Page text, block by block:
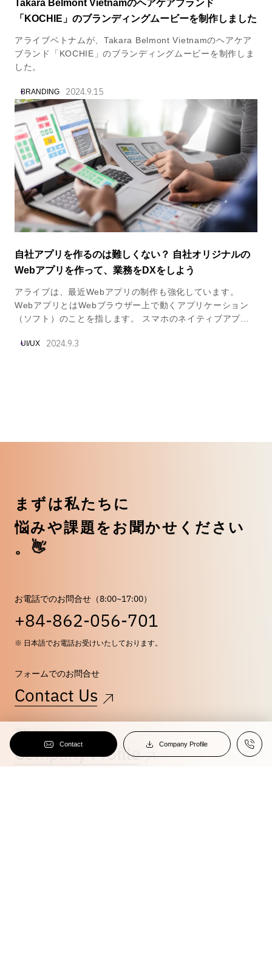
Takara Belmont Vietnamのヘアケアブランド
「KOCHIE」のブランディングムービーを制作しました
アライブベトナムが、Takara Belmont Vietnamのヘアケア
ブランド「KOCHIE」のブランディングムービーを制作しま
した。
BRANDING 2024.9.15
自社アプリを作るのは難しくない？ 自社オリジナルの
Webアプリを作って、業務をDXをしよう
アライブは、最近Webアプリの制作も強化しています。
WebアプリとはWebブラウザー上で動くアプリケーション
（ソフト）のことを指します。 スマホのネイティブアプリ
んありますが、WebアプリはWebブラウザさえあれば動き
UI/UX 2024.9.3
まずは私た ち に
悩みや課題を お 聞 かせ く だ さ い
。 👋
お電話でのお問合せ（8:00~17:00）
+84-862-056-701
※ 日本語でお電話お受けいたしております。
フォームでのお問合せ
Contact Us
資料ダウンロード
Company Profile
Contact Company Profile